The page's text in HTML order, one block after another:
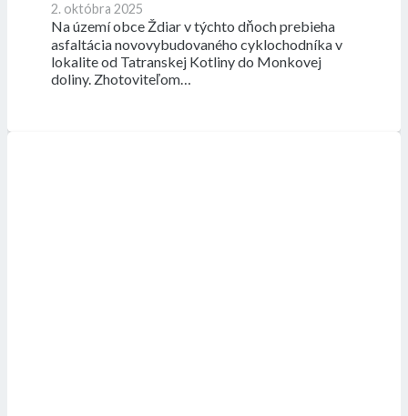
2. októbra 2025
Na území obce Ždiar v týchto dňoch prebieha
asfaltácia novovybudovaného cyklochodníka v
lokalite od Tatranskej Kotliny do Monkovej
doliny. Zhotoviteľom…